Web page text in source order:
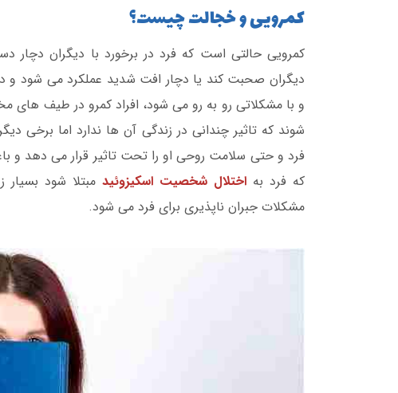
کمرویی و خجالت چیست؟
کمرویی حالتی است که فرد در برخورد با دیگران دچار
دیگران صحبت کند یا دچار افت شدید عملکرد می شود و
و با مشکلاتی رو به رو می شود، افراد کمرو در طیف های
شوند که تاثیر چندانی در زندگی آن ها ندارد اما برخی
فرد و حتی سلامت روحی او را تحت تاثیر قرار می دهد
که فرد به اختلال شخصیت اسکیزوئید مبتلا شود
مشکلات جبران ناپذیری برای فرد می شود.